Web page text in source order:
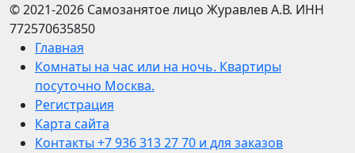
© 2021-2026 Самозанятое лицо Журавлев А.В. ИНН
772570635850
Главная
Комнаты на час или на ночь. Квартиры
посуточно Москва.
Регистрация
Карта сайта
Контакты +7 936 313 27 70 и для заказов